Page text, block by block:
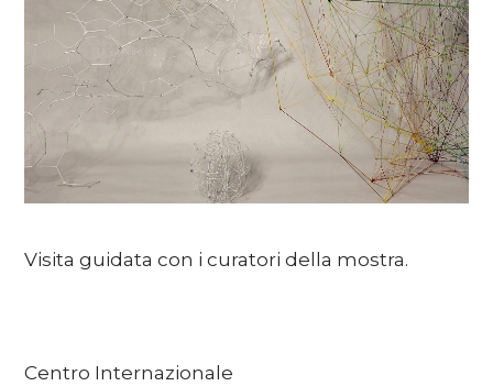
DE EN IT
Visita guidata con i curatori della mostra.
Centro Internazionale